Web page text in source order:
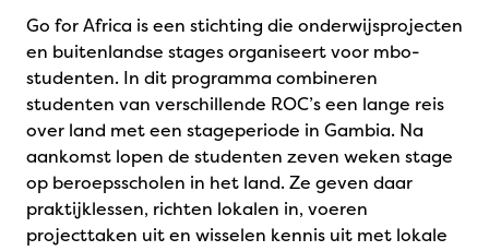
Go for Africa is een stichting die onderwijsprojecten
en buitenlandse stages organiseert voor mbo-
studenten. In dit programma combineren
studenten van verschillende ROC’s een lange reis
over land met een stageperiode in Gambia. Na
aankomst lopen de studenten zeven weken stage
op beroepsscholen in het land. Ze geven daar
praktijklessen, richten lokalen in, voeren
projecttaken uit en wisselen kennis uit met lokale